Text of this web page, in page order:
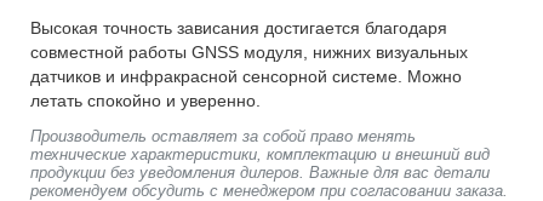
Высокая точность зависания достигается благодаря
совместной работы GNSS модуля, нижних визуальных
датчиков и инфракрасной сенсорной системе. Можно
летать спокойно и уверенно.
Производитель оставляет за собой право менять
технические характеристики, комплектацию и внешний вид
продукции без уведомления дилеров. Важные для вас детали
рекомендуем обсудить с менеджером при согласовании заказа.